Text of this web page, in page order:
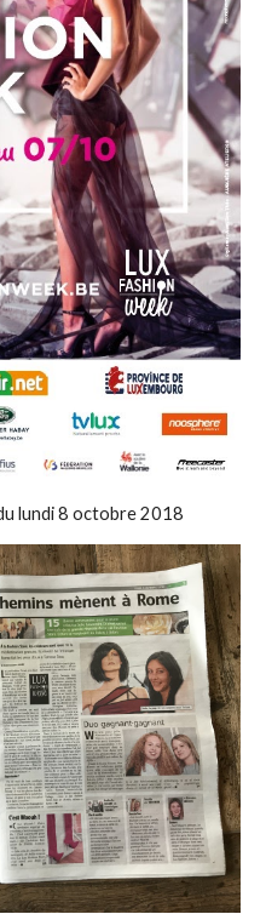
lundi 8 octobre 2018